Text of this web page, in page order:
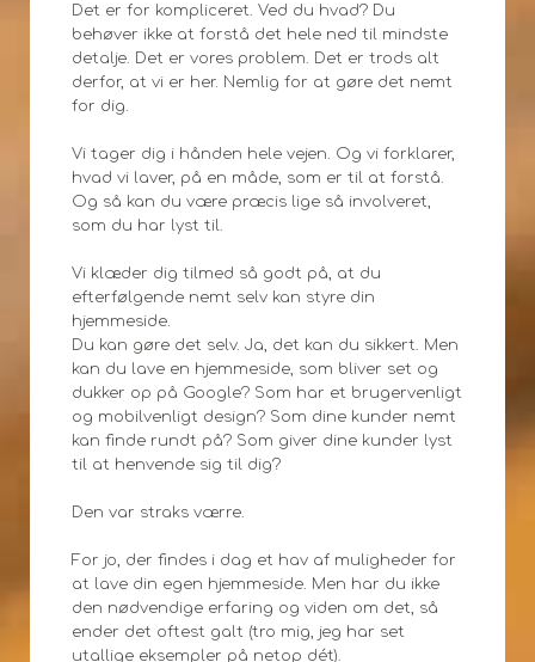
Det er for kompliceret. Ved du hvad? Du
behøver ikke at forstå det hele ned til mindste
detalje. Det er vores problem. Det er trods alt
derfor, at vi er her. Nemlig for at gøre det nemt
for dig.
Vi tager dig i hånden hele vejen. Og vi forklarer,
hvad vi laver, på en måde, som er til at forstå.
Og så kan du være præcis lige så involveret,
som du har lyst til.
Vi klæder dig tilmed så godt på, at du
efterfølgende nemt selv kan styre din
hjemmeside.
Du kan gøre det selv. Ja, det kan du sikkert. Men
kan du lave en hjemmeside, som bliver set og
dukker op på Google? Som har et brugervenligt
og mobilvenligt design? Som dine kunder nemt
kan finde rundt på? Som giver dine kunder lyst
til at henvende sig til dig?
Den var straks værre.
For jo, der findes i dag et hav af muligheder for
at lave din egen hjemmeside. Men har du ikke
den nødvendige erfaring og viden om det, så
ender det oftest galt (tro mig, jeg har set
utallige eksempler på netop dét).